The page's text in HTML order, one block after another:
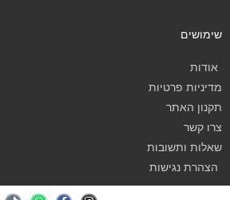
שימושים
אודות
מדיניות פרטיות
תקנון האתר
צרו קשר
שאלות ותשובות
הצהרת נגישות